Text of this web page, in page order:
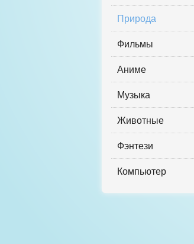
Природа
Фильмы
Аниме
Музыка
Животные
Фэнтези
Компьютер